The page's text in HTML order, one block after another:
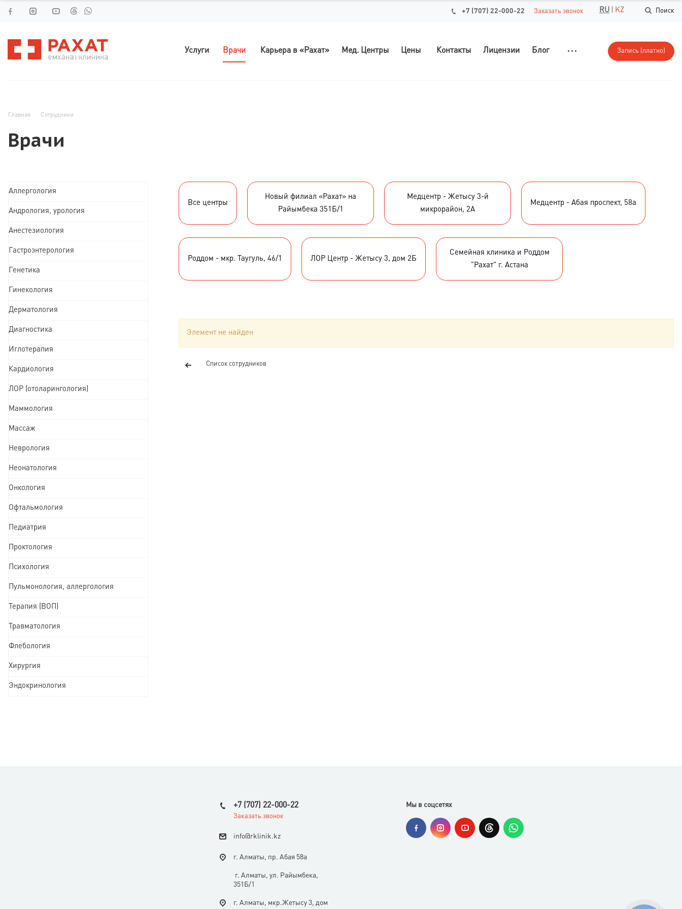
Поиск
RU KZ
+7 (707) 22-000-22 Заказать звонок
Запись (платно)
Услуги Врачи Карьера в «Рахат» Мед. Центры Цены Контакты Лицензии Блог
Главная Сотрудники
Врачи
Аллергология
Андрология, урология
Анестезиология
Гастроэнтерология
Генетика
Гинекология
Дерматология
Диагностика
Иглотерапия
Кардиология
ЛОР (отоларингология)
Маммология
Массаж
Неврология
Неонатология
Онкология
Офтальмология
Педиатрия
Проктология
Психология
Пульмонология, аллергология
Терапия (ВОП)
Травматология
Флебология
Хирургия
Эндокринология
Все центры
Новый филиал «Рахат» на
Райымбека 351Б/1
Медцентр - Жетысу 3-й
микрорайон, 2А
Медцентр - Абая проспект, 58а
Роддом - мкр. Таугуль, 46/1 ЛОР Центр - Жетысу 3, дом 2Б
Семейная клиника и Роддом
"Рахат" г. Астана
Элемент не найден
Список сотрудников
+7 (707) 22-000-22
Заказать звонок
info@rklinik.kz
г. Алматы, пр. Абая 58а
г. Алматы, ул. Райымбека,
351Б/1
г. Алматы, мкр.Жетысу 3, дом
Мы в соцсетях